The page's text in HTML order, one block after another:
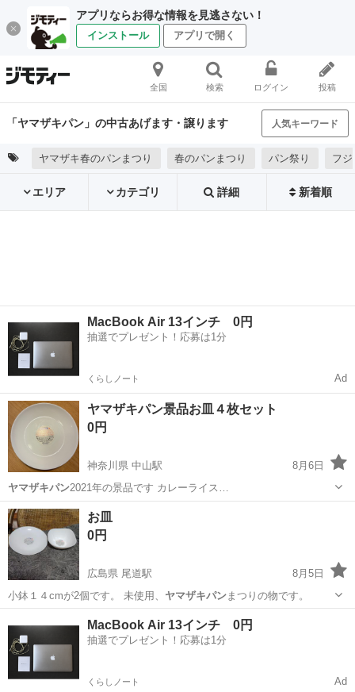
アプリならお得な情報を見逃さない！
インストール アプリで開く
全国 検索 ログイン 投稿
「ヤマザキパン」の中古あげます・譲ります 人気キーワード
ヤマザキ春のパンまつり 春のパンまつり パン祭り フ
エリア カテゴリ 詳細 新着順
MacBook Air 13インチ 0円
抽選でプレゼント！応募は1分
くらしノート Ad
ヤマザキパン景品お皿４枚セット
0円
神奈川県 中山駅
8月6日
ヤマザキパン2021年の景品です カレーライス…
神奈川 横浜市 中山駅
お皿
0円
広島県 尾道駅
8月5日
小鉢１４cmが2個です。 未使用、 ヤマザキパンまつりの物です。
ヤマザキパン
MacBook Air 13インチ 0円
抽選でプレゼント！応募は1分
くらしノート Ad